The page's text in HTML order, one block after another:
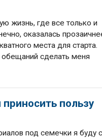
жизнь, где все только и
оказалась
места для старта.
сделать меня
пользу
под семечки я буду с